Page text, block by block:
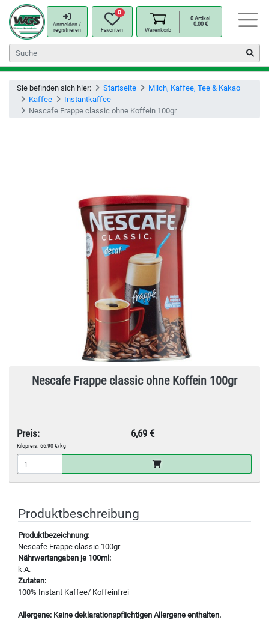
Anmelden /
registrieren
0
Favoriten Warenkorb
0Artikel
0,00 €
Sie befinden sich hier: Startseite
Milch, Kaffee, Tee & Kakao
Kaffee
Instantkaffee
Nescafe Frappe classic ohne Koffein 100gr
Nescafe Frappe classic ohne Koffein 100gr
Preis: 6,69 €
Kilopreis: 66,90 €/kg
Produktbeschreibung
Produktbezeichnung:
Nescafe Frappe classic 100gr
Nährwertangaben je 100ml:
k.A.
Zutaten:
100% Instant Kaffee/ Koffeinfrei
Allergene: Keine deklarationspflichtigen Allergene enthalten.